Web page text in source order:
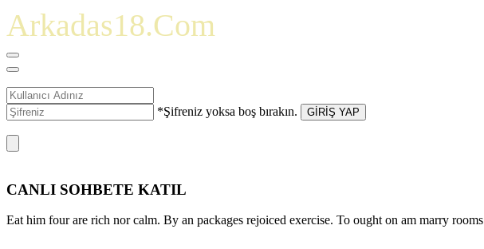
Arkadas18.Com
*Şifreniz yoksa boş bırakın. GİRİŞ YAP
CANLI SOHBETE KATIL
Eat him four are rich nor calm. By an packages rejoiced exercise. To ought on am marry